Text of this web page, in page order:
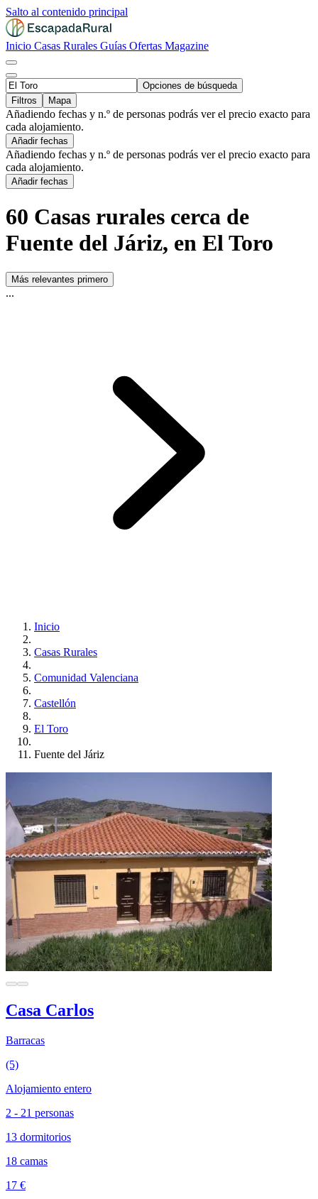
Salto al contenido principal
Inicio Casas Rurales Guías Ofertas Magazine
Opciones de búsqueda
Filtros
Mapa
Añadiendo fechas y n.º de personas podrás ver el precio exacto para
cada alojamiento.
Añadir fechas
Añadiendo fechas y n.º de personas podrás ver el precio exacto para
cada alojamiento.
Añadir fechas
60 Casas rurales cerca de
Fuente del Járiz, en El Toro
Más relevantes primero
...
Inicio
Casas Rurales
Comunidad Valenciana
Castellón
El Toro
Fuente del Járiz
Casa Carlos
Barracas
(5)
Alojamiento entero
2 - 21 personas
13 dormitorios
18 camas
17 €